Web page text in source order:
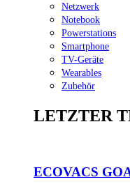
Netzwerk
Notebook
Powerstations
Smartphone
TV-Geräte
Wearables
Zubehör
LETZTER
ECOVACS